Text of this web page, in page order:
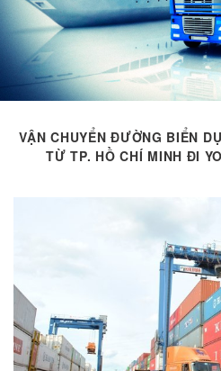
VẬN CHUYỂN ĐƯỜNG BIỂN
TỪ TP. HỒ CHÍ MINH ĐI